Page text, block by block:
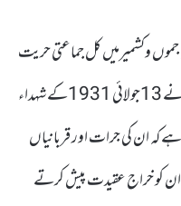
وکشمیرمیں کل جماعتی حریت
کانفرنس کے سینئر رہنما میر واعظ عمر فاروق نے 13جولائی 1931کے شہداء
کہ ان کی جرات اور قربانیاں
ان کو خراج عقیدت پیش کرتے